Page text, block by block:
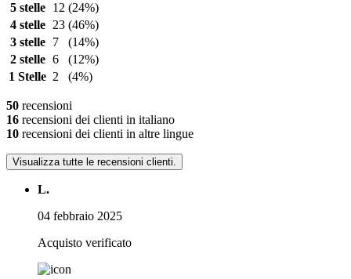
5 stelle
12 (24%)
4 stelle
23 (46%)
3 stelle
7
(14%)
2 stelle 6
(12%)
1 Stelle 2 (4%)
50 recensioni
16 recensioni dei clienti in italiano
10 recensioni dei clienti in altre lingue
Visualizza tutte le recensioni clienti.
L.
04 febbraio 2025
Acquisto verificato